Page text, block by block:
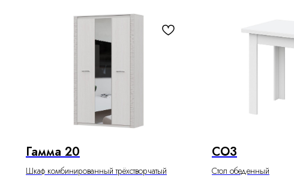
Гамма 20
Шкаф комбинированный трёхстворчатый
СО3
Стол обеденный